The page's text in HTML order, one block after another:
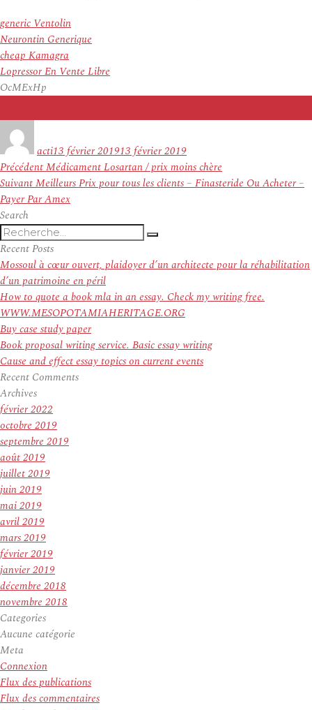
generic Ventolin
Neurontin Generique
cheap Kamagra
Lopressor En Vente Libre
OcMExHp
actile
13 février 201913 février 2019
Navigation
de
l’article
PrécédentArticle
précédent :
Médicament Losartan / prix moins chère
SuivantArticle
suivant :
Meilleurs Prix pour tous les clients – Finasteride Ou Acheter –
Payer Par Amex
Search
Recherche
pour
:
Recherche
Recent Posts
Mossoul à cœur ouvert, plaidoyer d’un architecte pour la réhabilitation
d’un patrimoine en péril
How to quote a book mla in an essay. Check my writing free.
WWW.MESOPOTAMIAHERITAGE.ORG
Buy case study paper
Book proposal writing service. Basic essay writing
Cause and effect essay topics on current events
Recent Comments
Archives
février 2022
octobre 2019
septembre 2019
août 2019
juillet 2019
juin 2019
mai 2019
avril 2019
mars 2019
février 2019
janvier 2019
décembre 2018
novembre 2018
Categories
Aucune catégorie
Meta
Connexion
Flux des publications
Flux des commentaires